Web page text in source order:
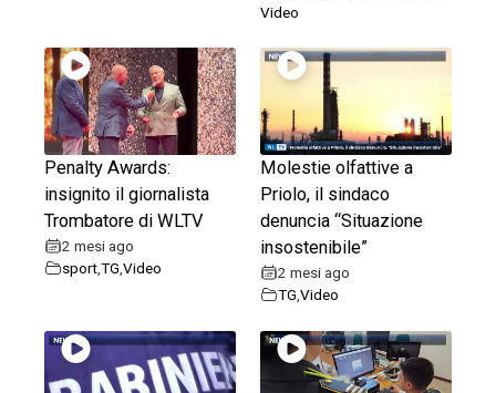
Video
Penalty Awards:
insignito il giornalista
Trombatore di WLTV
2 mesi ago
sport,TG,Video
Molestie olfattive a
Priolo, il sindaco
denuncia “Situazione
insostenibile”
2 mesi ago
TG,Video